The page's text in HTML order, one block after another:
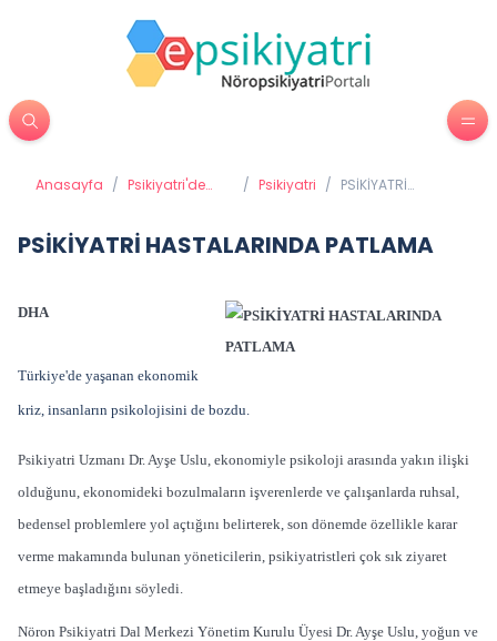
Anasayfa / Psikiyatri'de
/ Psikiyatri / PSİKİYATRİ
PSİKİYATRİ HASTALARINDA PATLAMA
DHA
Türkiye'de yaşanan ekonomik
kriz, insanların psikolojisini de bozdu.
Psikiyatri Uzmanı Dr. Ayşe Uslu, ekonomiyle psikoloji arasında yakın ilişki
olduğunu, ekonomideki bozulmaların işverenlerde ve çalışanlarda ruhsal,
bedensel problemlere yol açtığını belirterek, son dönemde özellikle karar
verme makamında bulunan yöneticilerin, psikiyatristleri çok sık ziyaret
etmeye başladığını söyledi.
Nöron Psikiyatri Dal Merkezi Yönetim Kurulu Üyesi Dr. Ayşe Uslu, yoğun ve